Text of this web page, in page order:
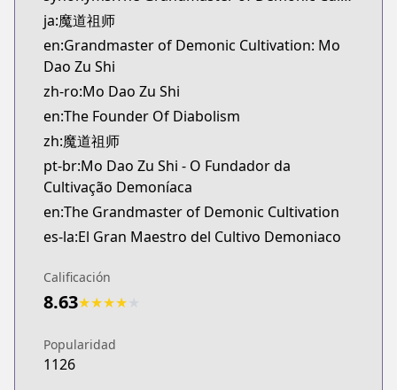
novelUpdates
https://www.novelupdates.com/series/the-
Official English
Official English
https://sevenseasentertainment.com/series/
ja:魔道祖师
en:Grandmaster of Demonic Cultivation: Mo
Dao Zu Shi
zh-ro:Mo Dao Zu Shi
en:The Founder Of Diabolism
zh:魔道祖师
pt-br:Mo Dao Zu Shi - O Fundador da
Cultivação Demoníaca
en:The Grandmaster of Demonic Cultivation
es-la:El Gran Maestro del Cultivo Demoniaco
Calificación
8.63★★★★
Popularidad
1126